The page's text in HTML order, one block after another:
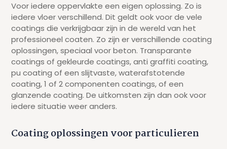
Voor iedere oppervlakte een eigen oplossing. Zo is
iedere vloer verschillend. Dit geldt ook voor de vele
coatings die verkrijgbaar zijn in de wereld van het
professioneel coaten. Zo zijn er verschillende coating
oplossingen, speciaal voor beton. Transparante
coatings of gekleurde coatings, anti graffiti coating,
pu coating of een slijtvaste, waterafstotende
coating, 1 of 2 componenten coatings, of een
glanzende coating. De uitkomsten zijn dan ook voor
iedere situatie weer anders.
Coating oplossingen voor particulieren